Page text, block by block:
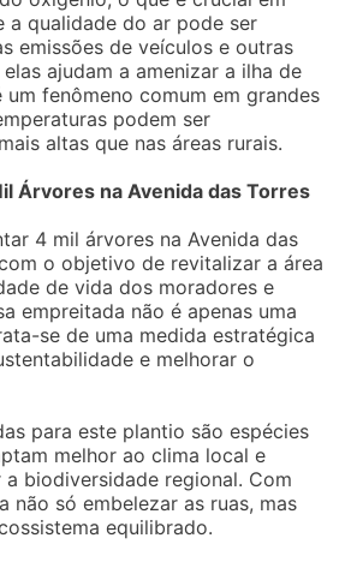
a qualidade do ar pode ser
emissões de veículos e outras
ajudam a amenizar a ilha de
fenômeno comum em grandes
podem ser
altas que nas áreas rurais.
Árvores na Avenida das Torres
4 mil árvores na Avenida das
o objetivo de revitalizar a área
de vida dos moradores e
empreitada não é apenas uma
se de uma medida estratégica
e melhorar o
para este plantio são espécies
melhor ao clima local e
a biodiversidade regional. Com
não só embelezar as ruas, mas
equilibrado.